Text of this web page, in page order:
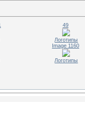
49
Логотипы
Image 1160
Логотипы